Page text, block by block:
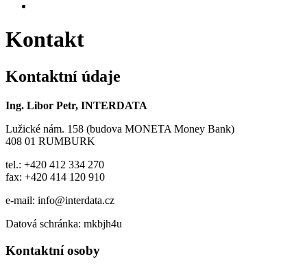
Kontakt
Kontaktní údaje
Ing. Libor Petr, INTERDATA
Lužické nám. 158 (budova MONETA Money Bank)
408 01 RUMBURK
tel.: +420 412 334 270
fax: +420 414 120 910
e-mail: info@interdata.cz
Datová schránka: mkbjh4u
Kontaktní osoby